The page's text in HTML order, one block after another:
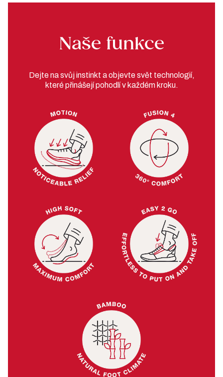
Naše funkce
Dejte na svůj instinkt a objevte svět technologií,
které přinášejí pohodlí v každém kroku.